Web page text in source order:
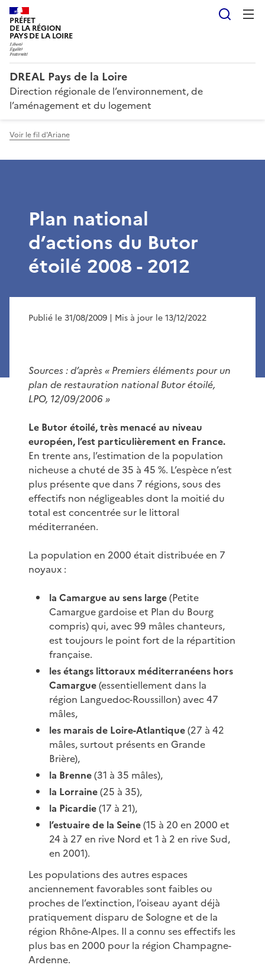
PRÉFET
DE LA RÉGION
PAYS DE LA LOIRE
DREAL Pays de la Loire
Direction régionale de l’environnement, de
l’aménagement et du logement
Voir le fil d'Ariane
Plan national
d’actions du Butor
étoilé 2008 - 2012
Publié le 31/08/2009 | Mis à jour le 13/12/2022
Sources : d’après « Premiers éléments pour un
plan de restauration national Butor étoilé,
LPO, 12/09/2006 »
Le Butor étoilé, très menacé au niveau
européen, l’est particulièrement en France.
En trente ans, l’estimation de la population
nicheuse a chuté de 35 à 45 %. L’espèce n’est
plus présente que dans 7 régions, sous des
effectifs non négligeables dont la moitié du
total est concentrée sur le littoral
méditerranéen.
La population en 2000 était distribuée en 7
noyaux :
la Camargue au sens large(Petite
Camargue gardoise et Plan du Bourg
compris) qui, avec 99 mâles chanteurs,
est toujours le point fort de la répartition
française.
les étangs littoraux méditerranéens hors
Camargue(essentiellement dans la
région Languedoc-Roussillon) avec 47
mâles,
les marais de Loire-Atlantique(27 à 42
mâles, surtout présents en Grande
Brière),
la Brenne(31 à 35 mâles),
la Lorraine(25 à 35),
la Picardie(17 à 21),
l’estuaire de la Seine(15 à 20 en 2000 et
24 à 27 en rive Nord et 1 à 2 en rive Sud,
en 2001).
Les populations des autres espaces
anciennement favorables sont faibles ou
proches de l’extinction, l’oiseau ayant déjà
pratiquement disparu de Sologne et de la
région Rhône-Alpes. Il a connu ses effectifs les
plus bas en 2000 pour la région Champagne-
Ardenne.